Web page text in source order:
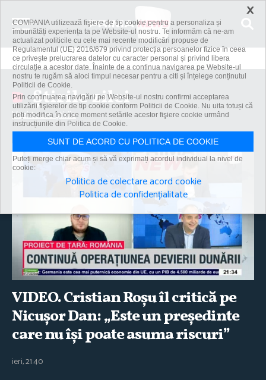
Știrile zilei
Vezi toate știrile
VIDEO. Cristian Roşu îl critică pe
Nicuşor Dan: „Este un preşedinte
care nu îşi poate asuma riscuri”
ieri, 21:40
×
COMPANIA utilizează fişiere de tip cookie pentru a personaliza și
îmbunătăți experiența ta pe Website-ul nostru. Te informăm că ne-am
actualizat politicile cu cele mai recente modificări propuse de
Regulamentul (UE) 2016/679 privind protecția persoanelor fizice în ceea
ce privește prelucrarea datelor cu caracter personal și privind libera
circulație a acestor date. Înainte de a continua navigarea pe Website-ul
nostru te rugăm să aloci timpul necesar pentru a citi și înțelege conținutul
Politicii de Cookie.
Prin continuarea navigării pe Website-ul nostru confirmi acceptarea
utilizării fişierelor de tip cookie conform Politicii de Cookie. Nu uita totuși că
poți modifica în orice moment setările acestor fişiere cookie urmând
instrucțiunile din Politica de Cookie.
SUNT DE ACORD CU POLITICA DE COOKIE
Puteți merge chiar acum și să vă exprimați acordul individual la nivel de
cookie:
Politica de colectare acord cookie
Politica de confidențialitate